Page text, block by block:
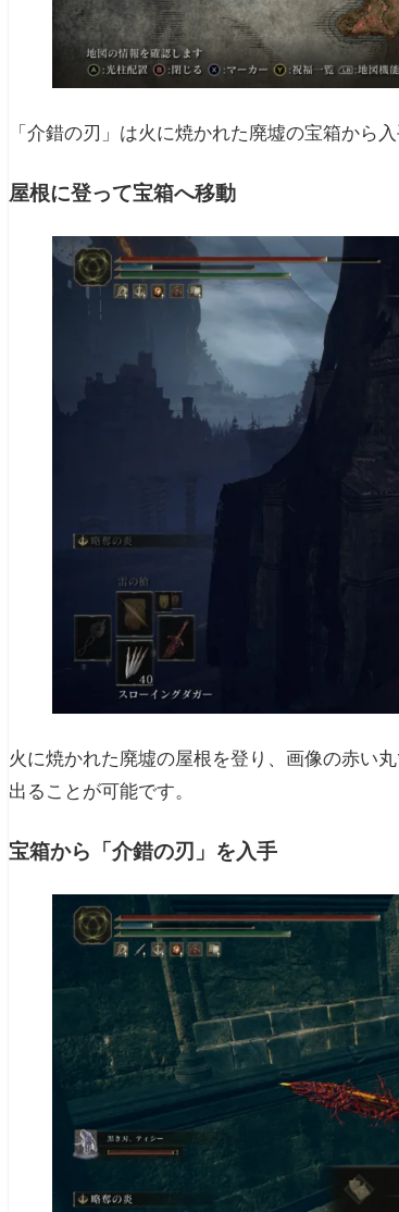
「介錯の刃」は火に焼かれた廃墟の宝箱から
屋根に登って宝箱へ移動
火に焼かれた廃墟の屋根を登り、画像の赤い
出ることが可能です。
宝箱から「介錯の刃」を入手